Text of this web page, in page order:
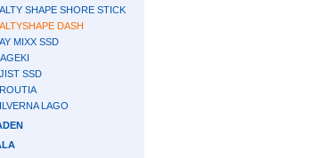
SHAPE SHORE STICK
DASH
MIXX SSD
SSD
LAGO